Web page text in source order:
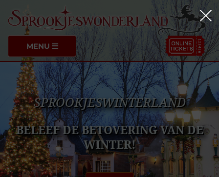
MENU
SPROOKJESWINTERLAND
BELEEF DE BETOVERING VAN DE
WINTER!